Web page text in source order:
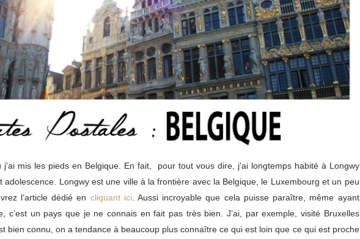
mis les pieds en Belgique. En fait, pour tout vous dire, j'ai longtemps habité à Longwy
adolescence. Longwy est une ville à la frontière avec la Belgique, le Luxembourg et un peu
l’article dédié en cliquant ici. Aussi incroyable que cela puisse paraître, même ayant
c’est un pays que je ne connais en fait pas très bien. J’ai, par exemple, visité Bruxelles
bien connu, on a tendance à beaucoup plus connaître ce qui est loin que ce qui est proche